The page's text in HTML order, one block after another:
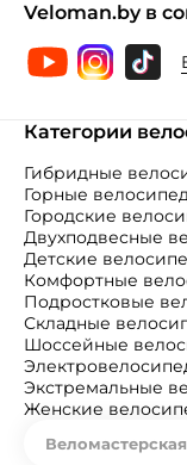
Veloman.by в
Категории
Гибридные
Горные
Городские
Двухподвесные
Детские
Комфортные
Подростковые
Складные
Шоссейные
Экстремальные
Женские
Веломастерская